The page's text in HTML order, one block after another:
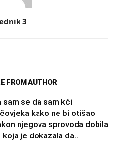
3
FROM AUTHOR
sam se da sam kći
kako ne bi otišao
njegova sprovoda dobila
koja je dokazala da...